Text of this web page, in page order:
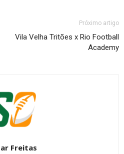
Próximo artigo
Vila Velha Tritões x Rio Football
Academy
Freitas